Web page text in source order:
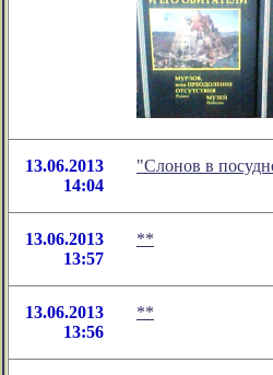
13.06.2013
14:04
"Слонов в
13.06.2013
13:57
**
13.06.2013
13:56
**